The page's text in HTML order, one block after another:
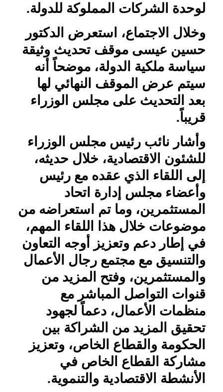
لوحدة الشركات المملوكة للدولة.
وخلال الاجتماع، استعرض الدكتور
حسين عيسى موقف تحديث وثيقة
سياسة ملكية الدولة، موضحاً أنه
سيتم عرض الموقف النهائي لها
بعد التحديث على مجلس الوزراء
قريباً.
وأشار نائب رئيس مجلس الوزراء
للشئون الاقتصادية، خلال حديثه،
إلى اللقاء الذي عقده مع رئيس
وأعضاء مجلس إدارة اتحاد
المستثمرين، وما تم استعراضه من
موضوعات خلال هذا اللقاء المهم،
في إطار دعم وتعزيز أوجه التعاون
والتنسيق مع مجتمع رجال الأعمال
والمستثمرين، وفتح المزيد من
قنوات التواصل المباشر مع
منظمات الأعمال، دعماً لجهود
تحقيق المزيد من الشراكة بين
الحكومة والقطاع الخاص، وتعزيز
مشاركة القطاع الخاص في
الأنشطة الاقتصادية والتنموية.